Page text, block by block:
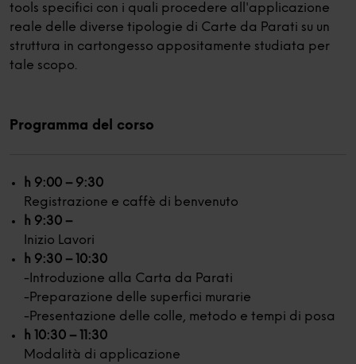
tools specifici con i quali procedere all'applicazione
reale delle diverse tipologie di Carte da Parati su un
struttura in cartongesso appositamente studiata per
tale scopo.
Programma del corso
h 9:00 – 9:30
Registrazione e caffè di benvenuto
h 9:30 –
Inizio Lavori
h 9:30 – 10:30
-Introduzione alla Carta da Parati
-Preparazione delle superfici murarie
-Presentazione delle colle, metodo e tempi di posa
h 10:30 – 11:30
Modalità di applicazione